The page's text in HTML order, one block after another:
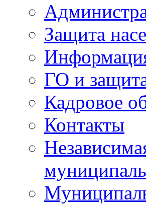
Защита
ГО и
Кадровое
Контакты